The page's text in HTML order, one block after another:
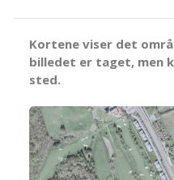
Kortene viser det
billedet er taget, men
sted.